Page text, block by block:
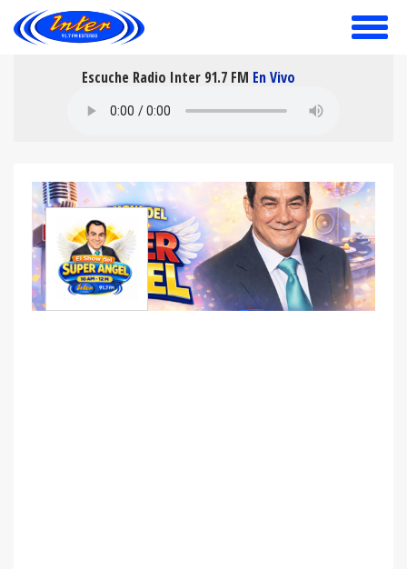
toggle
Escuche Radio Inter 91.7 FM En Vivo